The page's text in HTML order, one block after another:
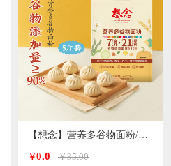
￥0.0 ￥35.00